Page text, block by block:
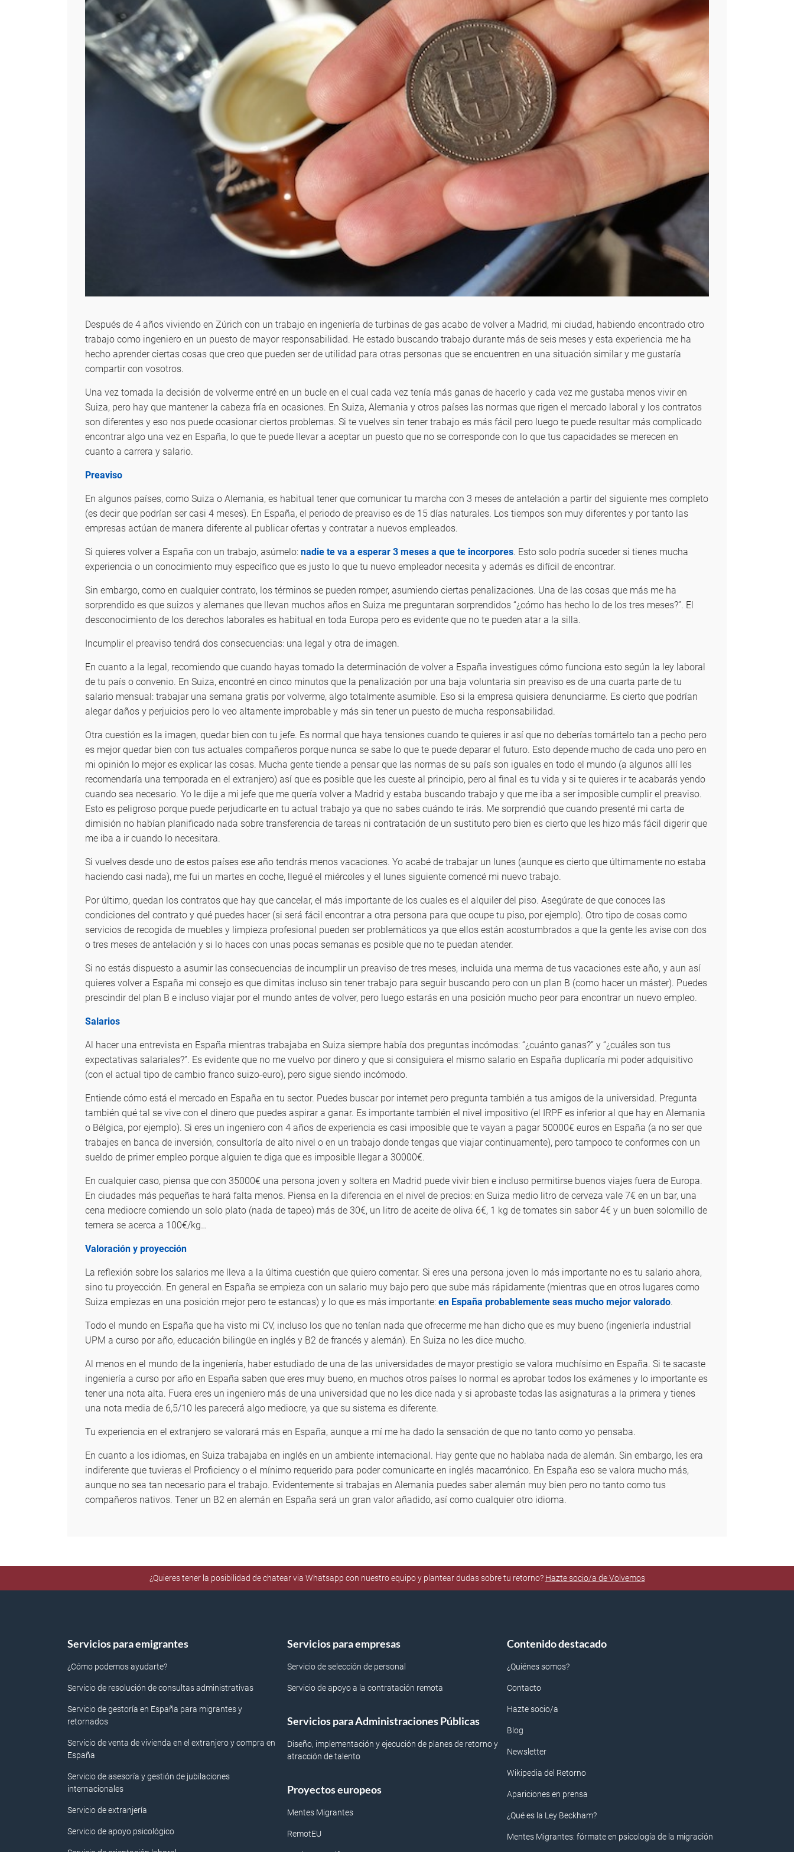
Después de 4 años viviendo en Zúrich con un trabajo en ingeniería de turbinas de gas acabo de volver a Madrid, mi ciudad, habiendo encontrado otro
trabajo como ingeniero en un puesto de mayor responsabilidad. He estado buscando trabajo durante más de seis meses y esta experiencia me ha
hecho aprender ciertas cosas que creo que pueden ser de utilidad para otras personas que se encuentren en una situación similar y me gustaría
compartir con vosotros.
Una vez tomada la decisión de volverme entré en un bucle en el cual cada vez tenía más ganas de hacerlo y cada vez me gustaba menos vivir en
Suiza, pero hay que mantener la cabeza fría en ocasiones. En Suiza, Alemania y otros países las normas que rigen el mercado laboral y los contratos
son diferentes y eso nos puede ocasionar ciertos problemas. Si te vuelves sin tener trabajo es más fácil pero luego te puede resultar más complicado
encontrar algo una vez en España, lo que te puede llevar a aceptar un puesto que no se corresponde con lo que tus capacidades se merecen en
cuanto a carrera y salario.
Preaviso
En algunos países, como Suiza o Alemania, es habitual tener que comunicar tu marcha con 3 meses de antelación a partir del siguiente mes completo
(es decir que podrían ser casi 4 meses). En España, el periodo de preaviso es de 15 días naturales. Los tiempos son muy diferentes y por tanto las
empresas actúan de manera diferente al publicar ofertas y contratar a nuevos empleados.
Si quieres volver a España con un trabajo, asúmelo: nadie te va a esperar 3 meses a que te incorpores. Esto solo podría suceder si tienes mucha
experiencia o un conocimiento muy específico que es justo lo que tu nuevo empleador necesita y además es difícil de encontrar.
Sin embargo, como en cualquier contrato, los términos se pueden romper, asumiendo ciertas penalizaciones. Una de las cosas que más me ha
sorprendido es que suizos y alemanes que llevan muchos años en Suiza me preguntaran sorprendidos “¿cómo has hecho lo de los tres meses?”. El
desconocimiento de los derechos laborales es habitual en toda Europa pero es evidente que no te pueden atar a la silla.
Incumplir el preaviso tendrá dos consecuencias: una legal y otra de imagen.
En cuanto a la legal, recomiendo que cuando hayas tomado la determinación de volver a España investigues cómo funciona esto según la ley laboral
de tu país o convenio. En Suiza, encontré en cinco minutos que la penalización por una baja voluntaria sin preaviso es de una cuarta parte de tu
salario mensual: trabajar una semana gratis por volverme, algo totalmente asumible. Eso si la empresa quisiera denunciarme. Es cierto que podrían
alegar daños y perjuicios pero lo veo altamente improbable y más sin tener un puesto de mucha responsabilidad.
Otra cuestión es la imagen, quedar bien con tu jefe. Es normal que haya tensiones cuando te quieres ir así que no deberías tomártelo tan a pecho pero
es mejor quedar bien con tus actuales compañeros porque nunca se sabe lo que te puede deparar el futuro. Esto depende mucho de cada uno pero en
mi opinión lo mejor es explicar las cosas. Mucha gente tiende a pensar que las normas de su país son iguales en todo el mundo (a algunos allí les
recomendaría una temporada en el extranjero) así que es posible que les cueste al principio, pero al final es tu vida y si te quieres ir te acabarás yendo
cuando sea necesario. Yo le dije a mi jefe que me quería volver a Madrid y estaba buscando trabajo y que me iba a ser imposible cumplir el preaviso.
Esto es peligroso porque puede perjudicarte en tu actual trabajo ya que no sabes cuándo te irás. Me sorprendió que cuando presenté mi carta de
dimisión no habían planificado nada sobre transferencia de tareas ni contratación de un sustituto pero bien es cierto que les hizo más fácil digerir que
me iba a ir cuando lo necesitara.
Si vuelves desde uno de estos países ese año tendrás menos vacaciones. Yo acabé de trabajar un lunes (aunque es cierto que últimamente no estaba
haciendo casi nada), me fui un martes en coche, llegué el miércoles y el lunes siguiente comencé mi nuevo trabajo.
Por último, quedan los contratos que hay que cancelar, el más importante de los cuales es el alquiler del piso. Asegúrate de que conoces las
condiciones del contrato y qué puedes hacer (si será fácil encontrar a otra persona para que ocupe tu piso, por ejemplo). Otro tipo de cosas como
servicios de recogida de muebles y limpieza profesional pueden ser problemáticos ya que ellos están acostumbrados a que la gente les avise con dos
o tres meses de antelación y si lo haces con unas pocas semanas es posible que no te puedan atender.
Si no estás dispuesto a asumir las consecuencias de incumplir un preaviso de tres meses, incluida una merma de tus vacaciones este año, y aun así
quieres volver a España mi consejo es que dimitas incluso sin tener trabajo para seguir buscando pero con un plan B (como hacer un máster). Puedes
prescindir del plan B e incluso viajar por el mundo antes de volver, pero luego estarás en una posición mucho peor para encontrar un nuevo empleo.
Salarios
Al hacer una entrevista en España mientras trabajaba en Suiza siempre había dos preguntas incómodas: “¿cuánto ganas?” y “¿cuáles son tus
expectativas salariales?”. Es evidente que no me vuelvo por dinero y que si consiguiera el mismo salario en España duplicaría mi poder adquisitivo
(con el actual tipo de cambio franco suizo-euro), pero sigue siendo incómodo.
Entiende cómo está el mercado en España en tu sector. Puedes buscar por internet pero pregunta también a tus amigos de la universidad. Pregunta
también qué tal se vive con el dinero que puedes aspirar a ganar. Es importante también el nivel impositivo (el IRPF es inferior al que hay en Alemania
o Bélgica, por ejemplo). Si eres un ingeniero con 4 años de experiencia es casi imposible que te vayan a pagar 50000€ euros en España (a no ser que
trabajes en banca de inversión, consultoría de alto nivel o en un trabajo donde tengas que viajar continuamente), pero tampoco te conformes con un
sueldo de primer empleo porque alguien te diga que es imposible llegar a 30000€.
En cualquier caso, piensa que con 35000€ una persona joven y soltera en Madrid puede vivir bien e incluso permitirse buenos viajes fuera de Europa.
En ciudades más pequeñas te hará falta menos. Piensa en la diferencia en el nivel de precios: en Suiza medio litro de cerveza vale 7€ en un bar, una
cena mediocre comiendo un solo plato (nada de tapeo) más de 30€, un litro de aceite de oliva 6€, 1 kg de tomates sin sabor 4€ y un buen solomillo de
ternera se acerca a 100€/kg…
Valoración y proyección
La reflexión sobre los salarios me lleva a la última cuestión que quiero comentar. Si eres una persona joven lo más importante no es tu salario ahora,
sino tu proyección. En general en España se empieza con un salario muy bajo pero que sube más rápidamente (mientras que en otros lugares como
Suiza empiezas en una posición mejor pero te estancas) y lo que es más importante: en España probablemente seas mucho mejor valorado.
Todo el mundo en España que ha visto mi CV, incluso los que no tenían nada que ofrecerme me han dicho que es muy bueno (ingeniería industrial
UPM a curso por año, educación bilingüe en inglés y B2 de francés y alemán). En Suiza no les dice mucho.
Al menos en el mundo de la ingeniería, haber estudiado de una de las universidades de mayor prestigio se valora muchísimo en España. Si te sacaste
ingeniería a curso por año en España saben que eres muy bueno, en muchos otros países lo normal es aprobar todos los exámenes y lo importante es
tener una nota alta. Fuera eres un ingeniero más de una universidad que no les dice nada y si aprobaste todas las asignaturas a la primera y tienes
una nota media de 6,5/10 les parecerá algo mediocre, ya que su sistema es diferente.
Tu experiencia en el extranjero se valorará más en España, aunque a mí me ha dado la sensación de que no tanto como yo pensaba.
En cuanto a los idiomas, en Suiza trabajaba en inglés en un ambiente internacional. Hay gente que no hablaba nada de alemán. Sin embargo, les era
indiferente que tuvieras el Proficiency o el mínimo requerido para poder comunicarte en inglés macarrónico. En España eso se valora mucho más,
aunque no sea tan necesario para el trabajo. Evidentemente si trabajas en Alemania puedes saber alemán muy bien pero no tanto como tus
compañeros nativos. Tener un B2 en alemán en España será un gran valor añadido, así como cualquier otro idioma.
¿Quieres tener la posibilidad de chatear via Whatsapp con nuestro equipo y plantear dudas sobre tu retorno? Hazte socio/a de Volvemos
Servicios para emigrantes
¿Cómo podemos ayudarte?
Servicio de resolución de consultas administrativas
Servicio de gestoría en España para migrantes y
retornados
Servicio de venta de vivienda en el extranjero y compra en
España
Servicio de asesoría y gestión de jubilaciones
internacionales
Servicio de extranjería
Servicio de apoyo psicológico
Servicios para empresas
Servicio de selección de personal
Servicio de apoyo a la contratación remota
Servicios para Administraciones Públicas
Diseño, implementación y ejecución de planes de retorno y
atracción de talento
Proyectos europeos
Mentes Migrantes
RemotEU
Contenido destacado
¿Quiénes somos?
Contacto
Hazte socio/a
Blog
Newsletter
Wikipedia del Retorno
Apariciones en prensa
¿Qué es la Ley Beckham?
Mentes Migrantes: fórmate en psicología de la migración